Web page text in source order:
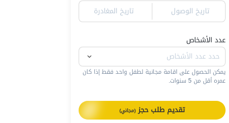
تاريخ الوصول
تاريخ المغادرة
عدد الأشخاص
يمكن الحصول على اقامة مجانية لطفل واحد فقط إذا كان
عمره أقل من 5 سنوات.
تقديم طلب حجز(مجاني)